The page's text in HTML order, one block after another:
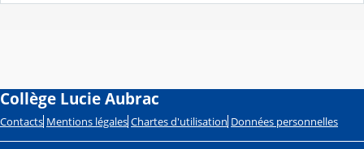
Collège Lucie Aubrac
Contacts Mentions légales Chartes d'utilisation Données personnelles